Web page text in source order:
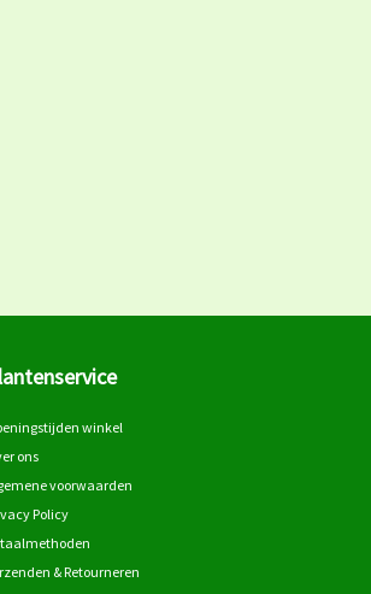
winkel
ons
voorwaarden
Policy
& Retourneren